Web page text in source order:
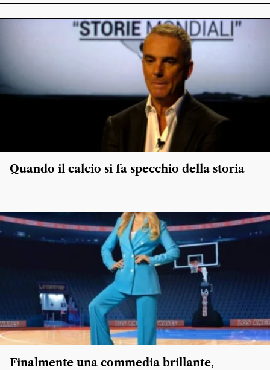
Quando il calcio si fa specchio della storia
Finalmente una commedia brillante,